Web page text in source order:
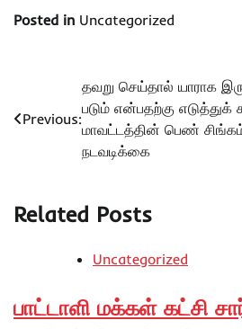
Posted in Uncategorized
navigation
Previous:
தவறு செய்தால் யாராக
படும் என்பதற்கு எடுத்துக்
மாவட்டத்தின் பெண் சிங்கம்
நடவடிக்கை
Related Posts
Uncategorized
பாட்டாளி மக்கள் கட்சி